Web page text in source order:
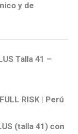
y de
Talla 41 –
RISK | Perú
(talla 41) con